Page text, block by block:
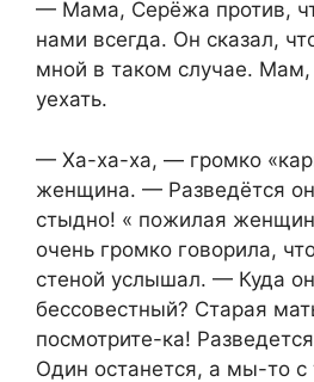
— Мама, Серёжа против,
нами всегда. Он сказал,
мной в таком случае.
уехать.
— Ха-ха-ха, — громко
женщина. — Разведётся
стыдно! « пожилая
очень громко говорила,
стеной услышал. — Куда
бессовестный? Старая
посмотрите-ка!
Один останется, а мы-то с